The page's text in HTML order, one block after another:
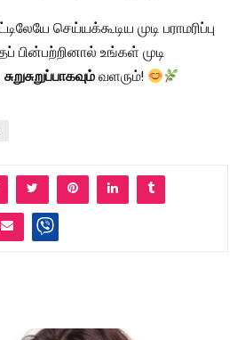
செய்யக்கூடிய முடி பராமரிப்பு
உங்கள் முடி
வளரும்!